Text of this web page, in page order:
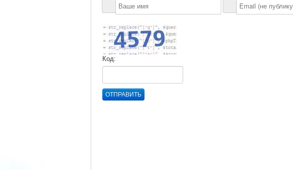
Код:
ОТПРАВИТЬ